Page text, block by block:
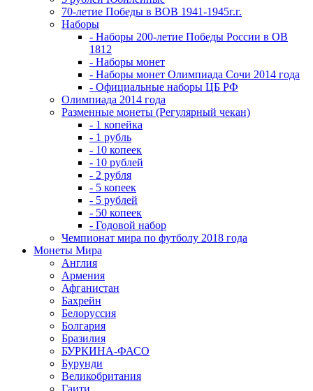
70-летие Победы в ВОВ 1941-1945г.г.
Наборы
- Наборы 200-летие Победы России в ОВ
1812
- Наборы монет
- Наборы монет Олимпиада Сочи 2014 года
- Официальные наборы ЦБ РФ
Олимпиада 2014 года
Разменные монеты (Регулярный чекан)
- 1 копейка
- 1 рубль
- 10 копеек
- 10 рублей
- 2 рубля
- 5 копеек
- 5 рублей
- 50 копеек
- Годовой набор
Чемпионат мира по футболу 2018 года
Монеты Мира
Англия
Армения
Афганистан
Бахрейн
Белоруссия
Болгария
Бразилия
БУРКИНА-ФАСО
Бурунди
Великобритания
Гаити